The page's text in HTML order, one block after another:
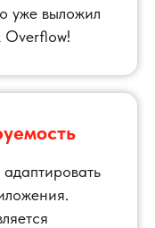
уже выложил